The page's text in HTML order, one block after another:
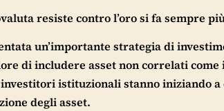
resiste contro l’oro si fa sempre
un’importante strategia di
di includere asset non correlati come
istituzionali stanno iniziando
degli asset.